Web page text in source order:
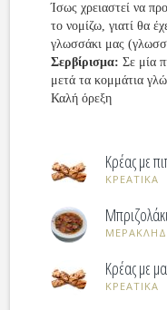
Ίσως χρειαστεί να
το νομίζω, γιατί θα
γλωσσάκι μας
Σερβίρισμα: Σε μία
μετά τα κομμάτια
Καλή όρεξη
Κρέας με
ΚΡΕΑΤΙΚΑ
Κρέας με
ΚΡΕΑΤΙΚΑ